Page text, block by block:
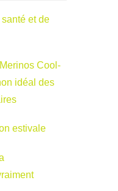
santé et de
Cool-
idéal des
estivale